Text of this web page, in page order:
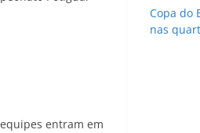
entram em
Copa do
nas